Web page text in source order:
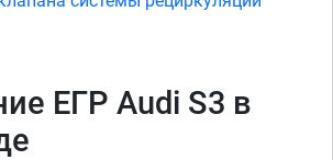
ЕГР Audi S3 в